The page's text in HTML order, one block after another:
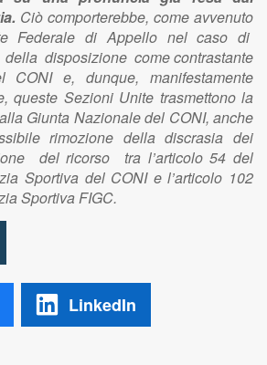
Ciò comporterebbe, come avvenuto
Federale di Appello nel caso di
disposizione come contrastante
e, dunque, manifestamente
queste Sezioni Unite trasmettono la
Giunta Nazionale del CONI, anche
rimozione della discrasia dei
del ricorso tra l’articolo 54 del
Sportiva del CONI e l’articolo 102
Sportiva FIGC.
LinkedIn